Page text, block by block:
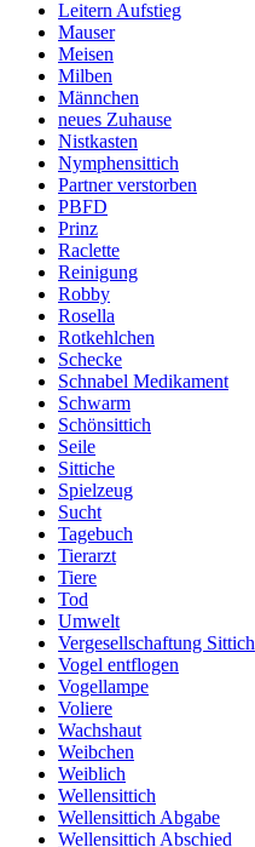
Leitern Aufstieg
Mauser
Meisen
Milben
Männchen
neues Zuhause
Nistkasten
Nymphensittich
Partner verstorben
PBFD
Prinz
Raclette
Reinigung
Robby
Rosella
Rotkehlchen
Schecke
Schnabel Medikament
Schwarm
Schönsittich
Seile
Sittiche
Spielzeug
Sucht
Tagebuch
Tierarzt
Tiere
Tod
Umwelt
Vergesellschaftung Sittich
Vogel entflogen
Vogellampe
Voliere
Wachshaut
Weibchen
Weiblich
Wellensittich
Wellensittich Abgabe
Wellensittich Abschied